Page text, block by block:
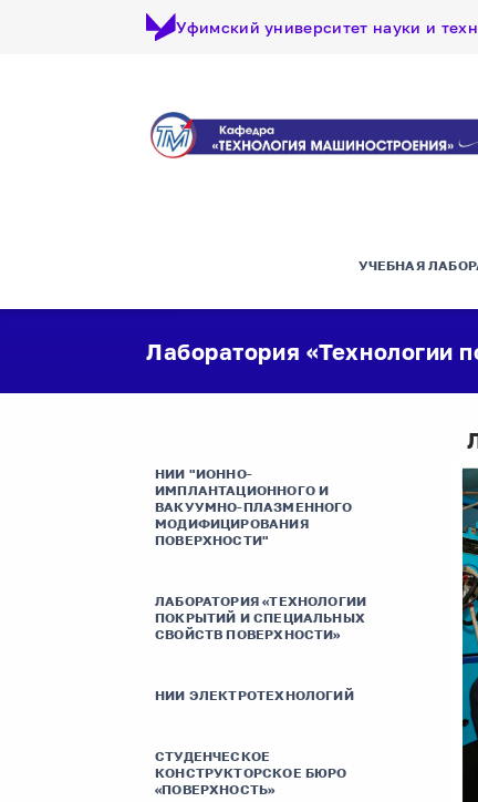
Уфимский университет науки и
УЧЕБНАЯ
Лаборатория «Технологии
НИИ "ИОННО-
ИМПЛАНТАЦИОННОГО И
ВАКУУМНО-ПЛАЗМЕННОГО
МОДИФИЦИРОВАНИЯ
ПОВЕРХНОСТИ"
ЛАБОРАТОРИЯ «ТЕХНОЛОГИИ
ПОКРЫТИЙ И СПЕЦИАЛЬНЫХ
СВОЙСТВ ПОВЕРХНОСТИ»
НИИ ЭЛЕКТРОТЕХНОЛОГИЙ
СТУДЕНЧЕСКОЕ
КОНСТРУКТОРСКОЕ БЮРО
«ПОВЕРХНОСТЬ»